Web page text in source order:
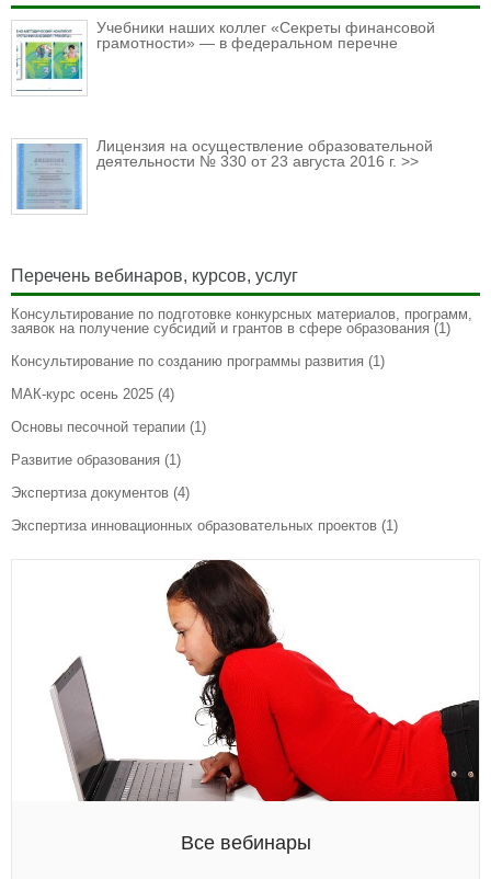
Учебники наших коллег «Секреты финансовой
грамотности» — в федеральном перечне
Лицензия на осуществление образовательной
деятельности № 330 от 23 августа 2016 г. >>
Перечень вебинаров, курсов, услуг
Консультирование по подготовке конкурсных материалов, программ,
заявок на получение субсидий и грантов в сфере образования (1)
Консультирование по созданию программы развития (1)
МАК-курс осень 2025 (4)
Основы песочной терапии (1)
Развитие образования (1)
Экспертиза документов (4)
Экспертиза инновационных образовательных проектов (1)
Все вебинары